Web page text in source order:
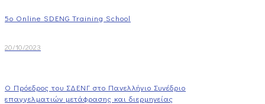
5o Online SDENG Training School
20/10/2023
Ο Πρόεδρος του ΣΔΕΝΓ στο Πανελλήνιο Συνέδριο
επαγγελματιών μετάφρασης και διερμηνείας